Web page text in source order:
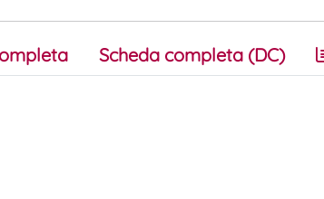
Scheda completa (DC)